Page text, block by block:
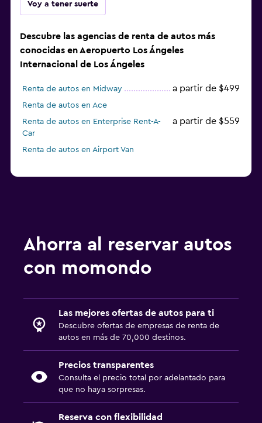
Voy a tener suerte
Descubre las agencias de renta de autos más
conocidas en Aeropuerto Los Ángeles
Internacional de Los Ángeles
Renta de autos en Midway a partir de $499
Renta de autos en Ace
Renta de autos en Enterprise Rent-A-
Car
a partir de $559
Renta de autos en Airport Van
Ahorra al reservar autos
con momondo
Las mejores ofertas de autos para ti
Descubre ofertas de empresas de renta de
autos en más de 70,000 destinos.
Precios transparentes
Consulta el precio total por adelantado para
que no haya sorpresas.
Reserva con flexibilidad